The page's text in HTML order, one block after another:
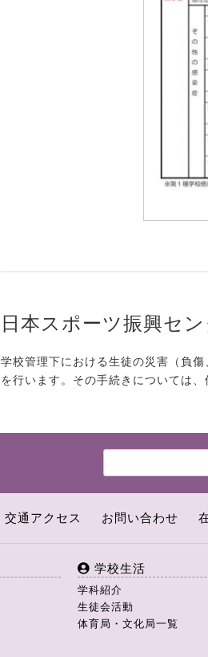
日本スポーツ振興セ
学校管理下における生徒の災害（負
を行います。その手続きについては
交通アクセス お問い合わせ
学校生活
学科紹介
生徒会活動
体育局・文化局一覧